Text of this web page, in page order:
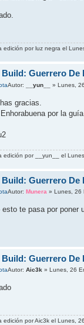
edición por luz negra el
Build: Guerrero De
Autor: __yun__ » Lunes,
gracias.
por la
edición por __yun__ el
Build: Guerrero De
Autor: Munera » Lunes, 26
esto te pasa por poner
Build: Guerrero De
Autor:Aic3k » Lunes, 26
edición por Aic3k el Lunes,